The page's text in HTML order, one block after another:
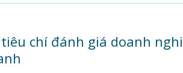
chí đánh giá doanh